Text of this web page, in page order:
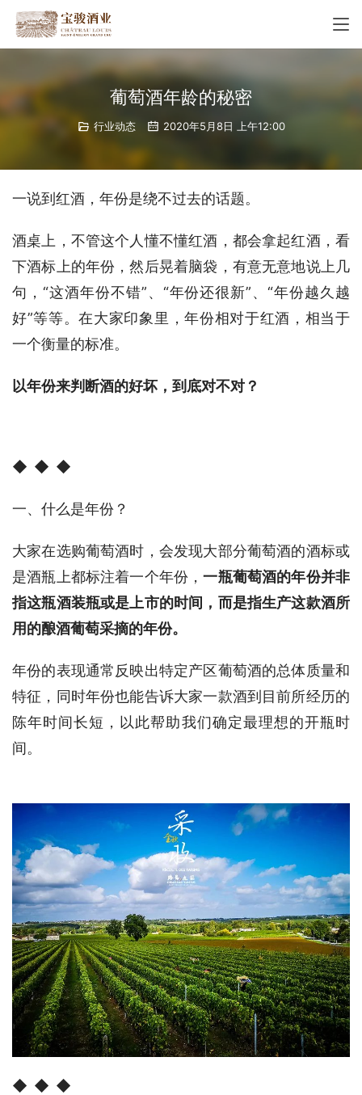
葡萄酒年龄的秘密
行业动态 2020年5月8日 上午12:00
一说到红酒，年份是绕不过去的话题。
酒桌上，不管这个人懂不懂红酒，都会拿起红酒，看
下酒标上的年份，然后晃着脑袋，有意无意地说上几
句，“这酒年份不错”、“年份还很新”、“年份越久越
好”等等。在大家印象里，年份相对于红酒，相当于
一个衡量的标准。
以年份来判断酒的好坏，到底对不对？
◆ ◆  ◆
一、什么是年份？
大家在选购葡萄酒时，会发现大部分葡萄酒的酒标或
是酒瓶上都标注着一个年份，一瓶葡萄酒的年份并非
指这瓶酒装瓶或是上市的时间，而是指生产这款酒所
用的酿酒葡萄采摘的年份。
年份的表现通常反映出特定产区葡萄酒的总体质量和
特征，同时年份也能告诉大家一款酒到目前所经历的
陈年时间长短，以此帮助我们确定最理想的开瓶时
间。
◆  ◆  ◆